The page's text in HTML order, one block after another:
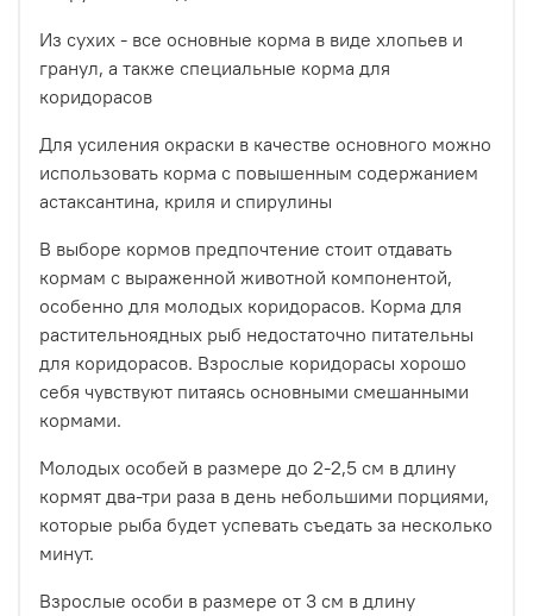
Из сухих - все основные корма в виде хлопьев и
гранул, а также специальные корма для
коридорасов
Для усиления окраски в качестве основного можно
использовать корма с повышенным содержанием
астаксантина, криля и спирулины
В выборе кормов предпочтение стоит отдавать
кормам с выраженной животной компонентой,
особенно для молодых коридорасов. Корма для
растительноядных рыб недостаточно питательны
для коридорасов. Взрослые коридорасы хорошо
себя чувствуют питаясь основными смешанными
кормами.
Молодых особей в размере до 2-2,5 см в длину
кормят два-три раза в день небольшими порциями,
которые рыба будет успевать съедать за несколько
минут.
Взрослые особи в размере от 3 см в длину